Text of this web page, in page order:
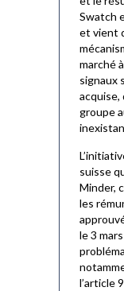
Swatch
et vient
marché
signaux
acquise,
groupe
suisse
Minder,
les
le 3
l’article